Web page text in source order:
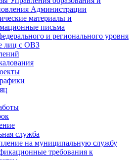
Администрации
материалы и
письма
и регионального уровня
лиц с ОВЗ
служба
на муниципальную службу
требования к